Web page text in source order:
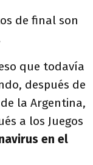
de final son
que todavía
después de
la Argentina,
a los Juegos
en el